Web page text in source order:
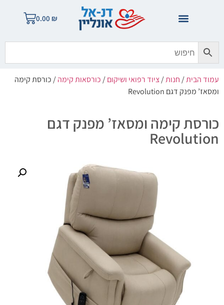
0.00 ₪
עמוד הבית/חנות/ציוד רפואי ושיקום/כורסאות קימה/ כורסת קימה
ומסאז’ מפנק דגם Revolution
כורסת קימה ומסאז’ מפנק דגם
Revolution